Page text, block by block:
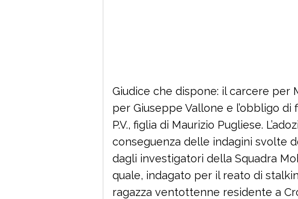
Giudice che dispone: il carcere per
per Giuseppe Vallone e l’obbligo
P.V., figlia di Maurizio Pugliese.
conseguenza delle indagini svolte
dagli investigatori della Squadra
quale, indagato per il reato di
ragazza ventottenne residente a